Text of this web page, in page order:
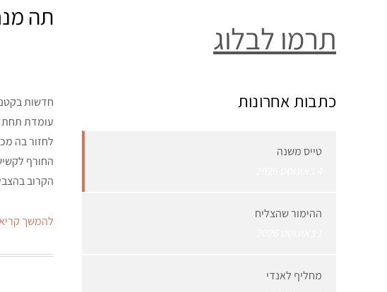
תה
חדשות
עומדת תחת
לחזור בה
החורף
הקרוב
להמשך
תרמו לבלוג
כתבות אחרונות
טייס משנה
ההימור שהצליח
מחליף לאנדי